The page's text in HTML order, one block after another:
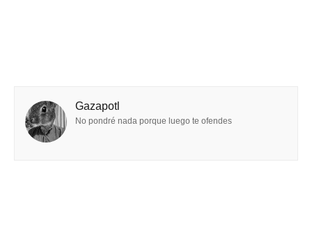
Gazapotl
No pondré nada porque luego te ofendes